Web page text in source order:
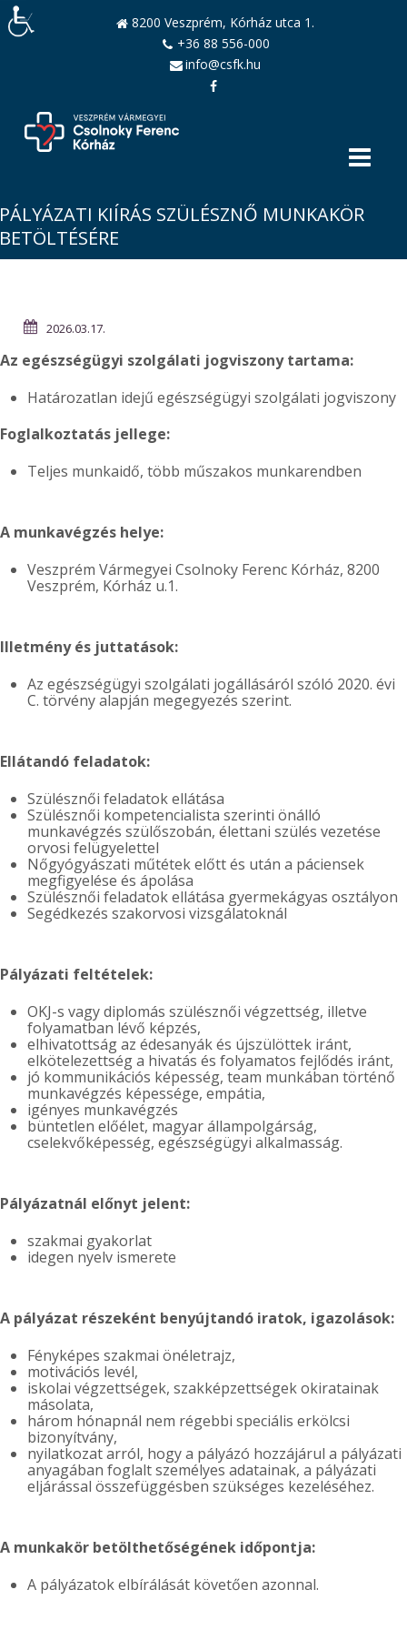
8200 Veszprém, Kórház utca 1.
+36 88 556-000
info@csfk.hu
KIÍRÁS SZÜLÉSZNŐ MUNKAKÖR
2026.03.17.
Az egészségügyi szolgálati jogviszony tartama:
Határozatlan idejű egészségügyi szolgálati jogviszony
Foglalkoztatás jellege:
Teljes munkaidő, több műszakos munkarendben
A munkavégzés helye:
Veszprém Vármegyei Csolnoky Ferenc Kórház, 8200
Veszprém, Kórház u.1.
Illetmény és juttatások:
Az egészségügyi szolgálati jogállásáról szóló 2020. évi
C. törvény alapján megegyezés szerint.
Ellátandó feladatok:
Szülésznői feladatok ellátása
Szülésznői kompetencialista szerinti önálló
munkavégzés szülőszobán, élettani szülés vezetése
orvosi felügyelettel
Nőgyógyászati műtétek előtt és után a páciensek
megfigyelése és ápolása
Szülésznői feladatok ellátása gyermekágyas osztályon
Segédkezés szakorvosi vizsgálatoknál
Pályázati feltételek:
OKJ-s vagy diplomás szülésznői végzettség, illetve
folyamatban lévő képzés,
elhivatottság az édesanyák és újszülöttek iránt,
elkötelezettség a hivatás és folyamatos fejlődés iránt,
jó kommunikációs képesség, team munkában történő
munkavégzés képessége, empátia,
igényes munkavégzés
büntetlen előélet, magyar állampolgárság,
cselekvőképesség, egészségügyi alkalmasság.
Pályázatnál előnyt jelent:
szakmai gyakorlat
idegen nyelv ismerete
A pályázat részeként benyújtandó iratok, igazolások:
Fényképes szakmai önéletrajz,
motivációs levél,
iskolai végzettségek, szakképzettségek okiratainak
másolata,
három hónapnál nem régebbi speciális erkölcsi
bizonyítvány,
nyilatkozat arról, hogy a pályázó hozzájárul a pályázati
anyagában foglalt személyes adatainak, a pályázati
eljárással összefüggésben szükséges kezeléséhez.
A munkakör betölthetőségének időpontja:
A pályázatok elbírálását követően azonnal.